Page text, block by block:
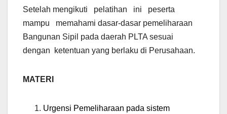
Setelah mengikuti pelatihan ini peserta
mampu memahami dasar-dasar pemeliharaan
Bangunan Sipil pada daerah PLTA sesuai
dengan ketentuan yang berlaku di Perusahaan.
MATERI
Urgensi Pemeliharaan pada sistem